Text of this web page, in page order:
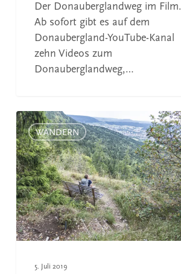
Der Donauberglandweg im Film.
Ab sofort gibt es auf dem
Donaubergland-YouTube-Kanal
zehn Videos zum
Donauberglandweg,…
Wandertipp:
1.
Etappe
Donauberglandweg
WANDERN
5. Juli 2019